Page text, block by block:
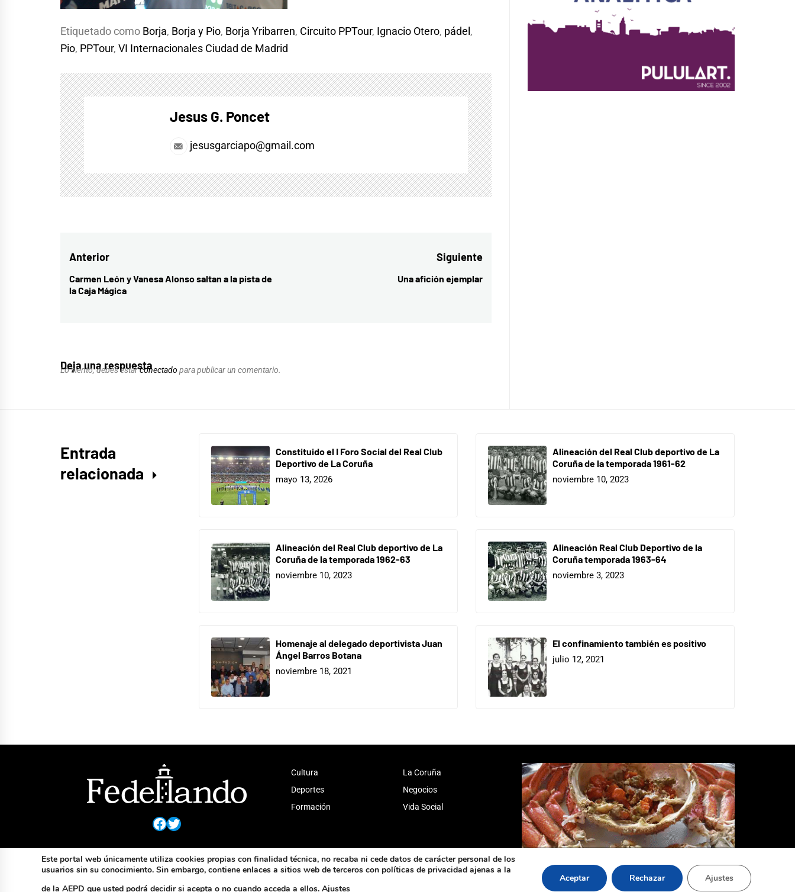
Etiquetado como Borja, Borja y Pio, Borja Yribarren, Circuito PPTour, Ignacio Otero, pádel ,
Pio, PPTour, VI Internacionales Ciudad de Madrid
Jesus G. Poncet
jesusgarciapo@gmail.com
Navegación
de
entradas
Anterior
Entrada
anterior:
Carmen León y Vanesa Alonso saltan a la pista de
la Caja Mágica
Siguiente
Entrada
Una afición ejemplar
Deja una respuesta
Lo siento, debes estarconectado para publicar un comentario.
Entrada
relacionada
Constituido el I Foro Social del Real Club
Deportivo de La Coruña
mayo 13, 2026
Alineación del Real Club deportivo de La
Coruña de la temporada 1961-62
noviembre 10, 2023
Alineación del Real Club deportivo de La
Coruña de la temporada 1962-63
noviembre 10, 2023
Alineación Real Club Deportivo de la
Coruña temporada 1963-64
noviembre 3, 2023
Homenaje al delegado deportivista Juan
Ángel Barros Botana
noviembre 18, 2021
El confinamiento también es positivo
julio 12, 2021
Facebook
Twitter
Cultura
Deportes
Formación
La Coruña
Negocios
Vida Social
Este portal web únicamente utiliza cookies propias con finalidad técnica, no recaba ni cede datos de carácter personal de los
usuarios sin su conocimiento. Sin embargo, contiene enlaces a sitios web de terceros con políticas de privacidad ajenas a la
de la AEPD que usted podrá decidir si acepta o no cuando acceda a ellos. Ajustes
Aceptar Rechazar Ajustes